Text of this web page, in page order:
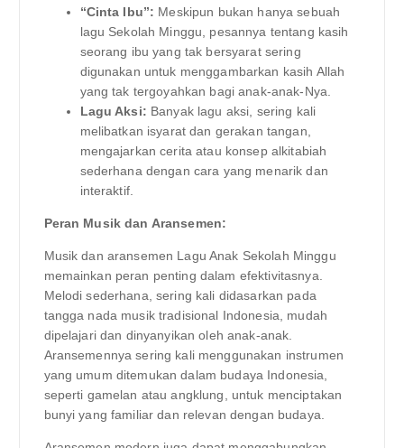
“Cinta Ibu”: Meskipun bukan hanya sebuah
lagu Sekolah Minggu, pesannya tentang kasih
seorang ibu yang tak bersyarat sering
digunakan untuk menggambarkan kasih Allah
yang tak tergoyahkan bagi anak-anak-Nya.
Lagu Aksi: Banyak lagu aksi, sering kali
melibatkan isyarat dan gerakan tangan,
mengajarkan cerita atau konsep alkitabiah
sederhana dengan cara yang menarik dan
interaktif.
Peran Musik dan Aransemen:
Musik dan aransemen Lagu Anak Sekolah Minggu
memainkan peran penting dalam efektivitasnya.
Melodi sederhana, sering kali didasarkan pada
tangga nada musik tradisional Indonesia, mudah
dipelajari dan dinyanyikan oleh anak-anak.
Aransemennya sering kali menggunakan instrumen
yang umum ditemukan dalam budaya Indonesia,
seperti gamelan atau angklung, untuk menciptakan
bunyi yang familiar dan relevan dengan budaya.